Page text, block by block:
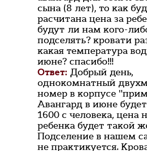
сына (8 лет), то как
расчитана цена за
будут ли нам кого-
подселять? кровати
какая температура
июне? спасибо!!!
Ответ: Добрый день,
однокомнатный
номер в корпусе
Авангард в июне
1600 с человека, цена
ребенка будет такой
Подселение в нашем
не практикуется.